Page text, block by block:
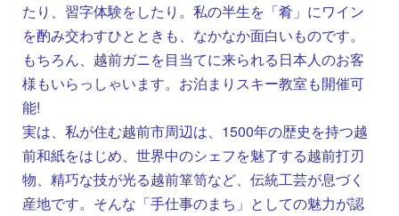
たり、習字体験をしたり。私の半生を「肴」にワイン
を酌み交わすひとときも、なかなか面白いものです。
もちろん、越前ガニを目当てに来られる日本人のお客
様もいらっしゃいます。お泊まりスキー教室も開催可
能!
実は、私が住む越前市周辺は、1500年の歴史を持つ越
前和紙をはじめ、世界中のシェフを魅了する越前打刃
物、精巧な技が光る越前箪笥など、伝統工芸が息づく
産地です。そんな「手仕事のまち」としての魅力が認